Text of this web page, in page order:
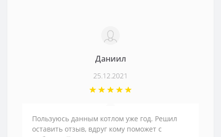
Даниил
25.12.2021
Пользуюсь данным котлом уже год. Решил
оставить отзыв, вдруг кому поможет с